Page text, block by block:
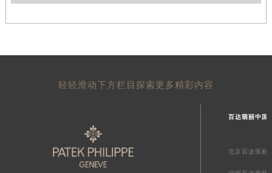
轻轻滑动下方栏目探索更多精彩内容
百达翡丽中国
北京百达翡丽